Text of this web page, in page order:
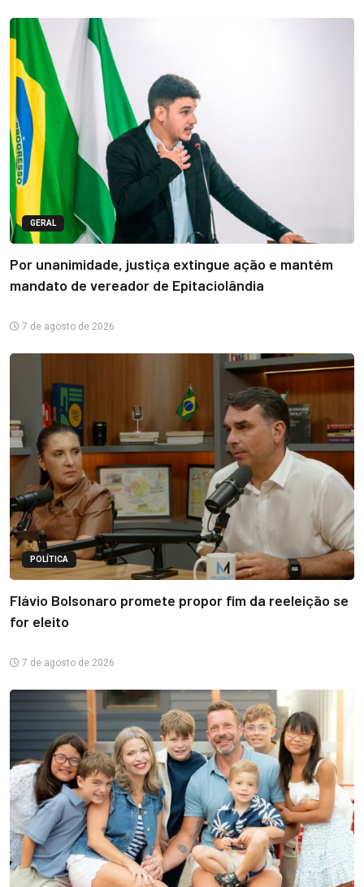
GERAL
Por unanimidade, justiça extingue ação e mantém
mandato de vereador de Epitaciolândia
7 de agosto de 2026
POLÍTICA
Flávio Bolsonaro promete propor fim da reeleição se
for eleito
7 de agosto de 2026